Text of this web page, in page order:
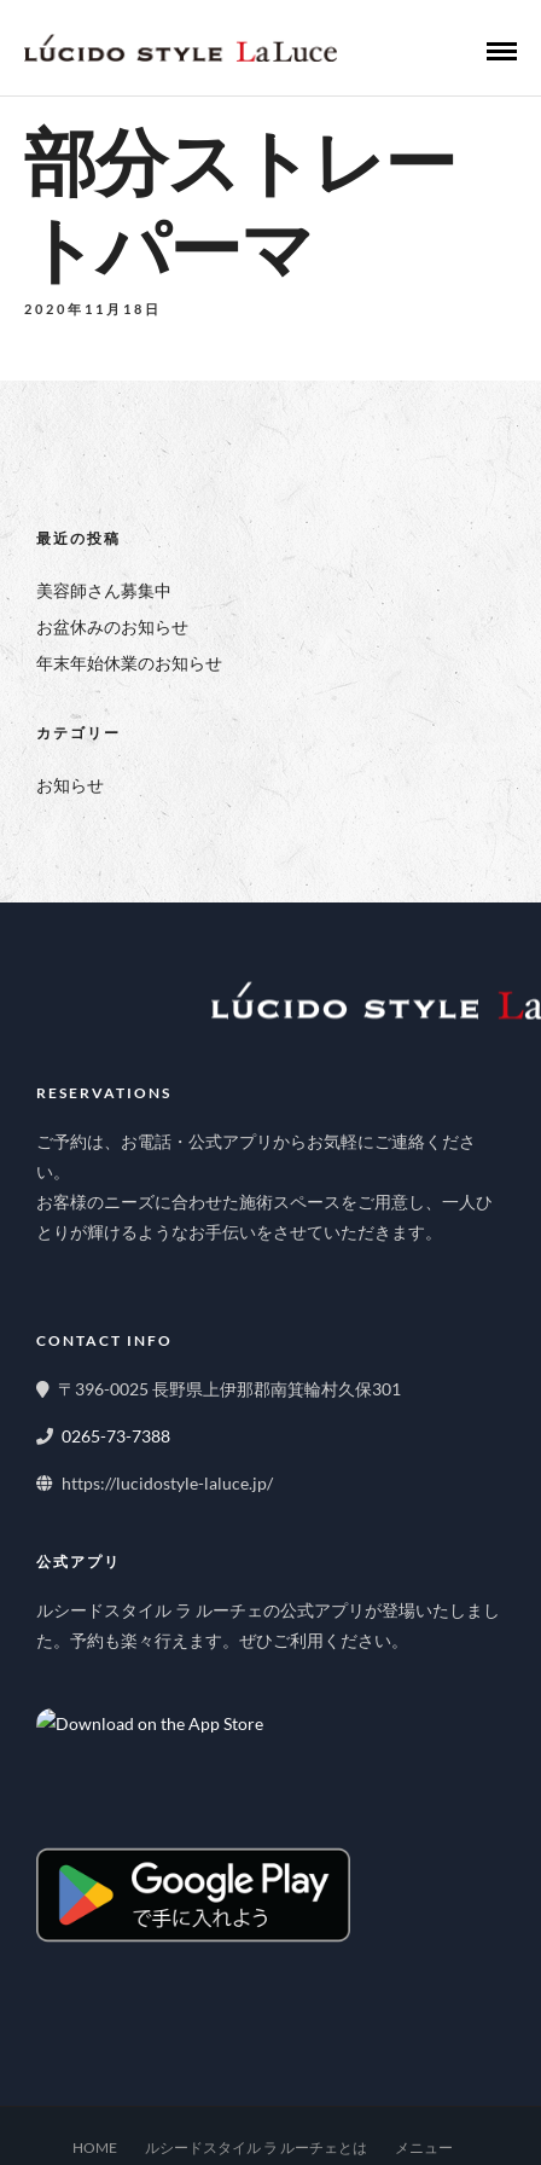
部分ストレー
トパーマ
2020年11月18日
最近の投稿
美容師さん募集中
お盆休みのお知らせ
年末年始休業のお知らせ
カテゴリー
お知らせ
RESERVATIONS
ご予約は、お電話・公式アプリからお気軽にご連絡くださ
い。
お客様のニーズに合わせた施術スペースをご用意し、一人ひ
とりが輝けるようなお手伝いをさせていただきます。
CONTACT INFO
〒396-0025 長野県上伊那郡南箕輪村久保301
0265-73-7388
https://lucidostyle-laluce.jp/
公式アプリ
ルシードスタイル ラ ルーチェの公式アプリが登場いたしまし
た。予約も楽々行えます。ぜひご利用ください。
HOME ルシードスタイル ラ ルーチェとは メニュー